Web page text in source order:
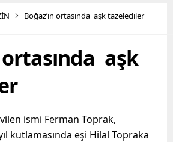
Boğaz’ın ortasında aşk tazelediler
ortasında aşk
ismi Ferman Toprak,
kutlamasında eşi Hilal Topraka